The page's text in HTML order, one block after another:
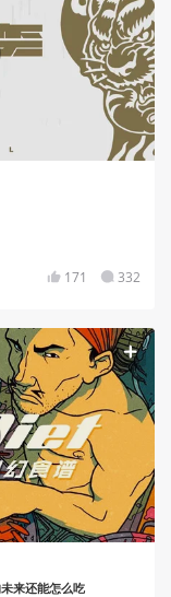
171 332
来还能怎么吃